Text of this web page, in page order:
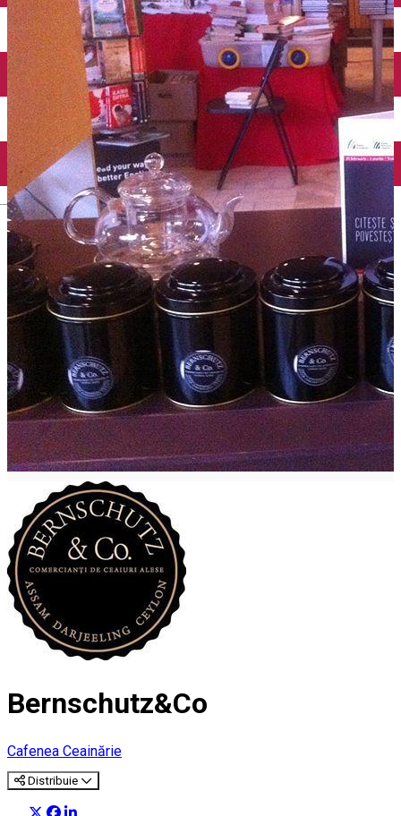
English
Închirieri auto
Închirieri biciclete
Taxi
Încărcare vehicule electrice
Bernschutz&Co
Cafenea Ceainărie
Distribuie